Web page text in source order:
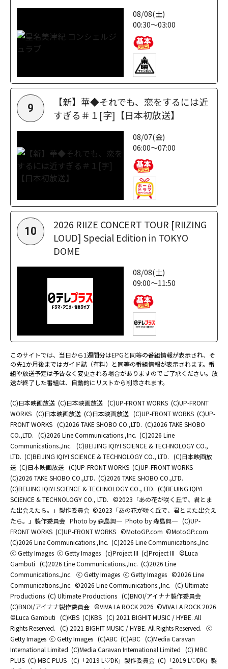
08/08(土)
00:30～03:00
9
【新】華◆それでも、恋をするには近
すぎる＃１[字]【日本初放送】
08/07(金)
06:00～07:00
10
2026 RIIZE CONCERT TOUR [RIIZING
LOUD] Special Edition in TOKYO
DOME
08/08(土)
09:00～11:50
このサイトでは、当日から1週間分はEPGと同等の番組情報が表示され、そ
の先1か月後まではガイド誌（有料）と同等の番組情報が表示されます。番
組や放送予定は予告なく変更される場合がありますのでご了承ください。放
送が終了した番組は、自動的にリストから削除されます。
(C)日本映画放送 (C)日本映画放送 (C)UP-FRONT WORKS (C)UP-FRONT
WORKS (C)日本映画放送 (C)日本映画放送 (C)UP-FRONT WORKS (C)UP-
FRONT WORKS (C)2026 TAKE SHOBO CO.,LTD. (C)2026 TAKE SHOBO
CO.,LTD. (C)2026 Line Communications.,Inc. (C)2026 Line
Communications.,Inc. (C)BEIJING IQIYI SCIENCE & TECHNOLOGY CO.,
LTD. (C)BEIJING IQIYI SCIENCE & TECHNOLOGY CO., LTD. (C)日本映画放
送 (C)日本映画放送 (C)UP-FRONT WORKS (C)UP-FRONT WORKS
(C)2026 TAKE SHOBO CO.,LTD. (C)2026 TAKE SHOBO CO.,LTD.
(C)BEIJING IQIYI SCIENCE & TECHNOLOGY CO., LTD. (C)BEIJING IQIYI
SCIENCE & TECHNOLOGY CO., LTD. ©2023「あの花が咲く丘で、君とま
た出会えたら。」製作委員会 ©2023「あの花が咲く丘で、君とまた出会え
たら。」製作委員会 Photo by 森島興一 Photo by 森島興一 (C)UP-
FRONT WORKS (C)UP-FRONT WORKS ©MotoGP.com ©MotoGP.com
(C)2026 Line Communications.,Inc. (C)2026 Line Communications.,Inc.
ⓒ Getty Images ⓒ Getty Images (c)Project III (c)Project III ©Luca
Gambuti (C)2026 Line Communications.,Inc. (C)2026 Line
Communications.,Inc. ⓒ Getty Images ⓒ Getty Images ©2026 Line
Communications.,Inc. ©2026 Line Communications.,Inc. (C) Ultimate
Productions (C) Ultimate Productions (C)BNOI/アイナナ製作委員会
(C)BNOI/アイナナ製作委員会 ©️VIVA LA ROCK 2026 ©️VIVA LA ROCK 2026
©Luca Gambuti (C)KBS (C)KBS (C) 2021 BIGHIT MUSIC / HYBE. All
Rights Reserved. (C) 2021 BIGHIT MUSIC / HYBE. All Rights Reserved. ⓒ
Getty Images ⓒ Getty Images (C)ABC (C)ABC (C)Media Caravan
International Limited (C)Media Caravan International Limited (C) MBC
PLUS (C) MBC PLUS (C)「2019 L♡DK」製作委員会 (C)「2019 L♡DK」製